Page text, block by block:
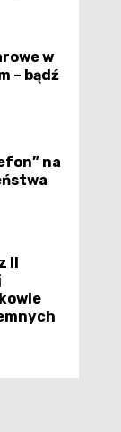
w
– bądź
na
II